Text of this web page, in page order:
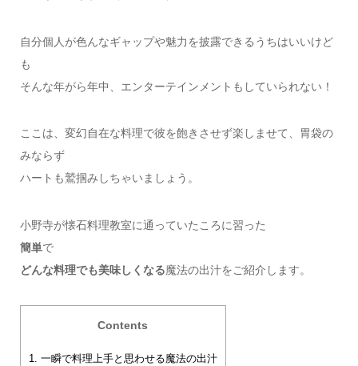
自分個人が色んなギャップや魅力を披露できるうちはいいけど
も
そんな年がら年中、エンターテインメントもしていられない！
ここは、変幻自在な料理で彼を飽きさせず楽しませて、胃袋の
みならず
ハートも鷲掴みしちゃいましょう。
小野寺が懐石料理教室に通っていたころに習った
簡単で
どんな料理でも美味しくなる魔法の出汁をご紹介します。
Contents
1. 一瞬で料理上手と思わせる魔法の出汁